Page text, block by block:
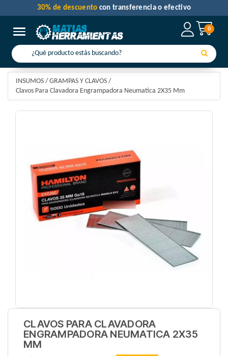
0
Toggle navigation
30% de descuento con transferencia o efectivo
INSUMOS / GRAMPAS Y CLAVOS /
Clavos Para Clavadora Engrampadora Neumatica 2X35 Mm
CLAVOS PARA CLAVADORA
ENGRAMPADORA NEUMATICA 2X35
MM